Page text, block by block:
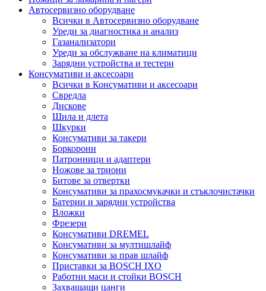
Автосервизно оборудване
Всички в Автосервизно оборудване
Уреди за диагностика и анализ
Газанализатори
Уреди за обслужване на климатици
Зарядни устройства и тестери
Консумативи и аксесоари
Всички в Консумативи и аксесоари
Свредла
Дискове
Шила и длета
Шкурки
Консумативи за такери
Боркорони
Патронници и адаптери
Ножове за триони
Битове за отвертки
Консумативи за прахосмукачки и стъклочистачки
Батерии и зарядни устройства
Вложки
Фрезери
Консумативи DREMEL
Консумативи за мултишлайф
Консумативи за прав шлайф
Приставки за BOSCH IXO
Работни маси и стойки BOSCH
Захващащи цанги